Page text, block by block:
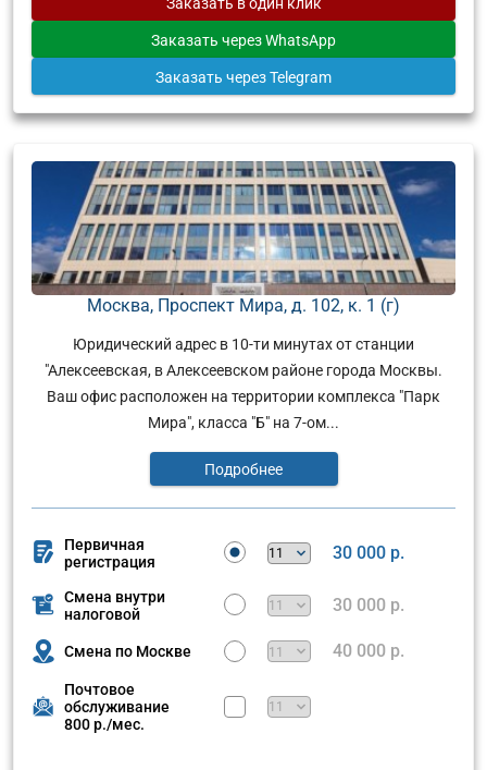
Заказать через WhatsApp
Заказать через Telegram
Москва, Проспект Мира, д. 102, к. 1 (г)
Юридический адрес в 10-ти минутах от станции
"Алексеевская, в Алексеевском районе города Москвы.
Ваш офис расположен на территории комплекса "Парк
Мира", класса "Б" на 7-ом...
Подробнее
Первичная
регистрация
30 000 р.
Смена внутри
налоговой
30 000 р.
Смена по Москве 40 000 р.
Почтовое
обслуживание
800 р./мес.